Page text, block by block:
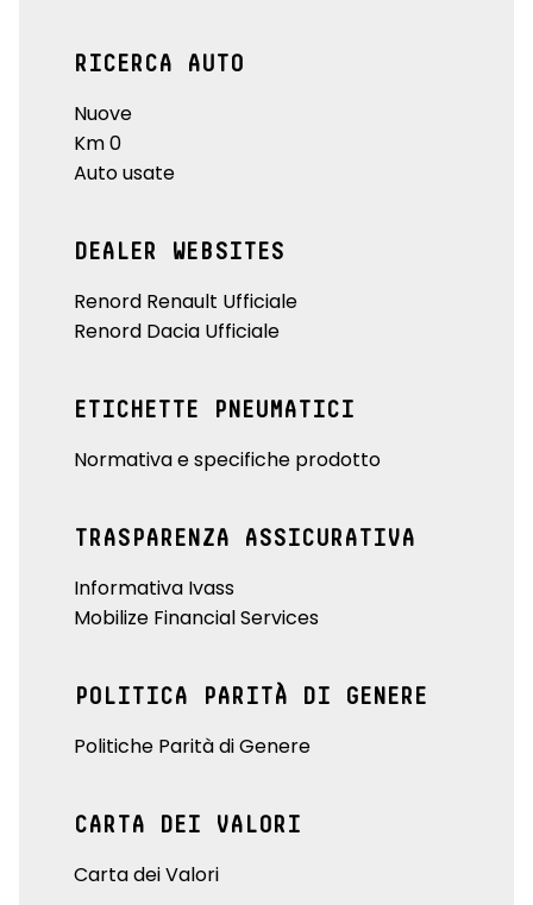
RICERCA AUTO
Nuove
Km 0
Auto usate
DEALER WEBSITES
Renord Renault Ufficiale
Renord Dacia Ufficiale
ETICHETTE PNEUMATICI
Normativa e specifiche prodotto
TRASPARENZA ASSICURATIVA
Informativa Ivass
Mobilize Financial Services
POLITICA PARITÀ DI GENERE
Politiche Parità di Genere
CARTA DEI VALORI
Carta dei Valori